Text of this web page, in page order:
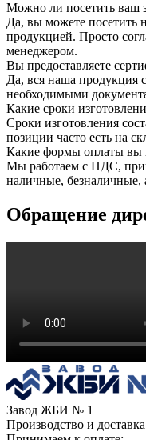
Можно ли посетить ваш
Да, вы можете посетить
продукцией. Просто
менеджером.
Вы предоставляете
Да, вся наша продукция
необходимыми
Какие сроки
Сроки изготовления
позиции часто есть на
Какие формы оплаты вы
Мы работаем с НДС,
наличные, безналичные,
Обращение
Завод ЖБИ № 1
Производство и